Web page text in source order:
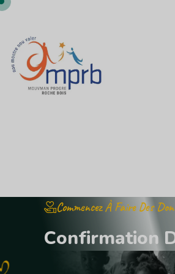
Commencez À Faire Des
Confirmation